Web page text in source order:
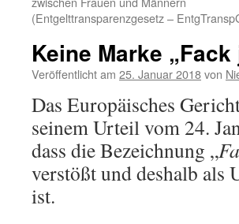
(Entgelttransparenzgesetz –
Keine Marke
Veröffentlicht am 25. Januar 2018von
Das Europäisches
seinem Urteil vom 24.
dass die Bezeichnung „
verstößt und deshalb als
ist.